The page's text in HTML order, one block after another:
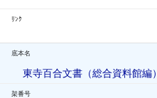
ﾘﾝｸ
底本名
東寺百合文書（総合資料館編）
架番号